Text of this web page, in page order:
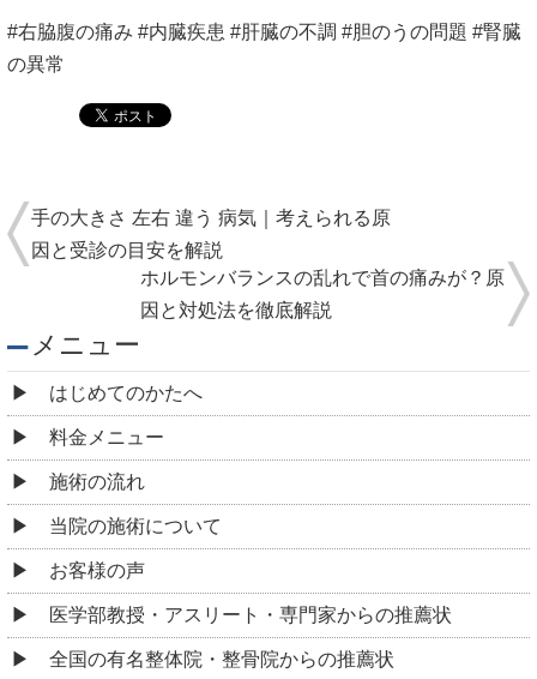
#右脇腹の痛み #内臓疾患 #肝臓の不調 #胆のう の問題 #腎臓
の異常
手の大きさ 左右 違う 病気｜考えられる原
因と受診の目安を解説
ホルモンバランスの乱れで首の痛みが？原
因と対処法を徹底解説
メニュー
はじめてのかたへ
料金メニュー
施術の流れ
当院の施術について
お客様の声
医学部教授・アスリート・専門家からの推薦状
全国の有名整体院・整骨院からの推薦状